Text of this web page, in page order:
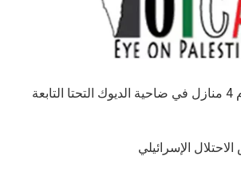
الاحتلال يهدم 4 منازل في ضاحية الديوك التحتا التابعة